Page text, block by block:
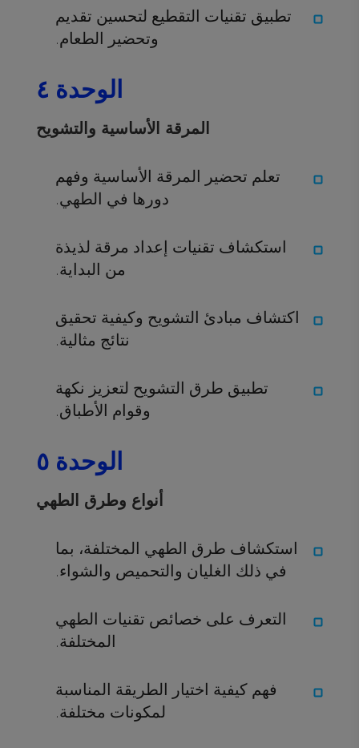
تطبيق تقنيات التقطيع لتحسين تقديم
وتحضير الطعام.
الوحدة ٤
المرقة الأساسية والتشويح
تعلم تحضير المرقة الأساسية وفهم
دورها في الطهي.
استكشاف تقنيات إعداد مرقة لذيذة
من البداية.
اكتشاف مبادئ التشويح وكيفية تحقيق
نتائج مثالية.
تطبيق طرق التشويح لتعزيز نكهة
وقوام الأطباق.
الوحدة ٥
أنواع وطرق الطهي
استكشاف طرق الطهي المختلفة، بما
في ذلك الغليان والتحميص والشواء.
التعرف على خصائص تقنيات الطهي
المختلفة.
فهم كيفية اختيار الطريقة المناسبة
لمكونات مختلفة.